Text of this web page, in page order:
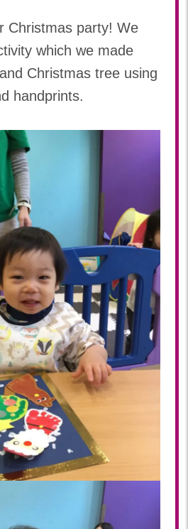
Christmas party! We
which we made
Christmas tree using
handprints.